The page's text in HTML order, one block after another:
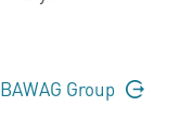
BAWAG Group